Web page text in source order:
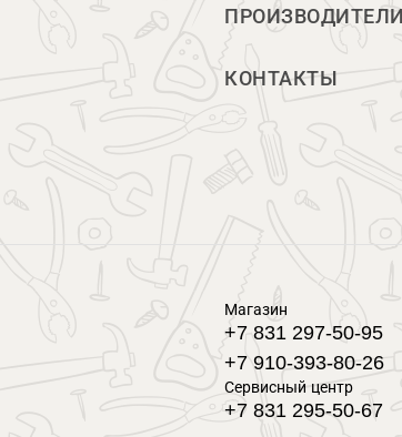
ПРОИЗВОДИТЕЛИ
КОНТАКТЫ
Магазин
+7 831 297-50-95
+7 910-393-80-26
Сервисный центр
+7 831 295-50-67